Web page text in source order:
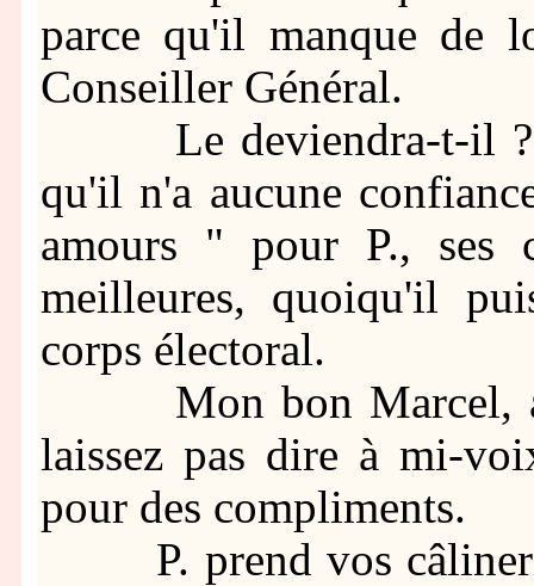
parce qu'il manque de
Conseiller Général.
Le deviendra-t-il ?
qu'il n'a aucune
amours " pour P., ses
meilleures, quoiqu'il
corps électoral.
Mon bon Marcel,
laissez pas dire à mi-
pour des compliments.
P. prend vos